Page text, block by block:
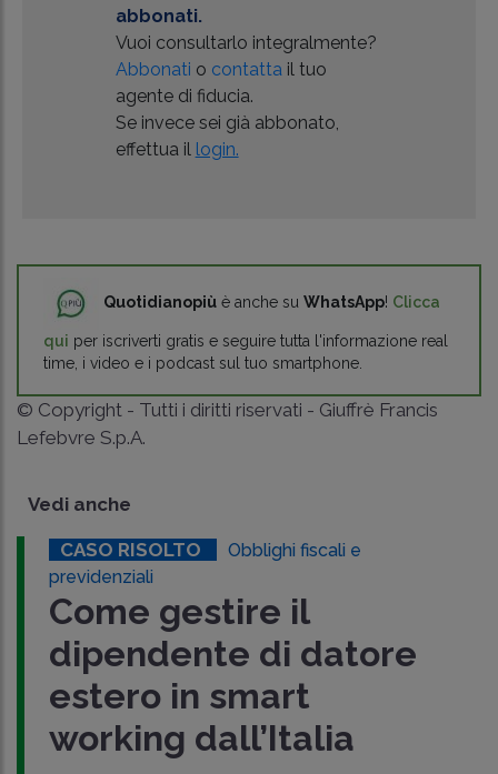
abbonati.
Vuoi consultarlo integralmente?
Abbonati o contatta il tuo
agente di fiducia.
Se invece sei già abbonato,
effettua il login.
Quotidianopiù è anche su WhatsApp! Clicca
qui per iscriverti gratis e seguire tutta l'informazione real
time, i video e i podcast sul tuo smartphone.
© Copyright - Tutti i diritti riservati - Giuffrè Francis
Lefebvre S.p.A.
Vedi anche
CASO RISOLTO
Obblighi fiscali e
previdenziali
Come gestire il
dipendente di datore
estero in smart
working dall’Italia